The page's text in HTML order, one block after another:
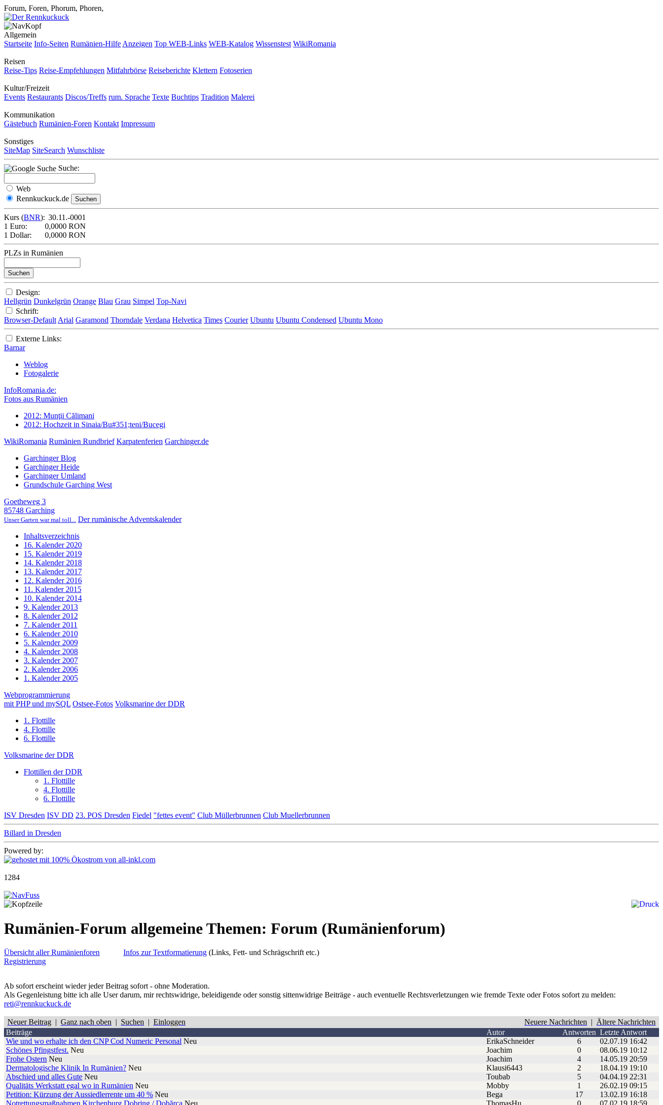
Forum, Foren, Phorum, Phoren,
Allgemein
Startseite Info-Seiten Rumänien-Hilfe Anzeigen Top WEB-Links WEB-Katalog Wissenstest WikiRomania
Reisen
Reise-Tips Reise-Empfehlungen Mitfahrbörse Reiseberichte Klettern Fotoserien
Kultur/Freizeit
Events Restaurants Discos/Treffs rum. Sprache Texte Buchtips Tradition Malerei
Kommunikation
Gästebuch Rumänien-Foren Kontakt Impressum
Sonstiges
SiteMap SiteSearch Wunschliste
Suche:
Web
Rennkuckuck.de
Kurs (BNR): 30.11.-0001
1 Euro:
0,0000 RON
1 Dollar:
0,0000 RON
PLZs in Rumänien
Design:
Hellgrün Dunkelgrün Orange Blau Grau Simpel Top-Navi
Schrift:
Browser-Default Arial Garamond Thorndale Verdana Helvetica Times Courier Ubuntu Ubuntu Condensed Ubuntu Mono
Externe Links:
Barnar
Weblog
Fotogalerie
InfoRomania.de:
Fotos aus Rumänien
2012: Munţii Călimani
2012: Hochzeit in Sinaia/Bu#351;teni/Bucegi
WikiRomania Rumänien Rundbrief Karpatenferien Garchinger.de
Garchinger Blog
Garchinger Heide
Garchinger Umland
Grundschule Garching West
Goetheweg 3
85748 Garching
Unser Garten war mal toll... Der rumänische Adventskalender
Inhaltsverzeichnis
16. Kalender 2020
15. Kalender 2019
14. Kalender 2018
13. Kalender 2017
12. Kalender 2016
11. Kalender 2015
10. Kalender 2014
9. Kalender 2013
8. Kalender 2012
7. Kalender 2011
6. Kalender 2010
5. Kalender 2009
4. Kalender 2008
3. Kalender 2007
2. Kalender 2006
1. Kalender 2005
Webprogrammierung
mit PHP und mySQL Ostsee-Fotos Volksmarine der DDR
1. Flottille
4. Flottille
6. Flottille
Volksmarine der DDR
Flottillen der DDR
1. Flottille
4. Flottille
6. Flottille
ISV Dresden ISV DD 23. POS Dresden Fiedel "fettes event" Club Müllerbrunnen Club Muellerbrunnen
Billard in Dresden
Powered by:
1284
Rumänien-Forum allgemeine Themen: Forum (Rumänienforum)
Übersicht aller Rumänienforen
Registrierung
Infos zur Textformatierung (Links, Fett- und Schrägschrift etc.)
Ab sofort erscheint wieder jeder Beitrag sofort - ohne Moderation.
Als Gegenleistung bitte ich alle User darum, mir rechtswidrige, beleidigende oder sonstig sittenwidrige Beiträge - auch eventuelle Rechtsverletzungen wie fremde Texte oder Fotos sofort zu melden:
reti@rennkuckuck.de
Neuer Beitrag | Ganz nach oben | Suchen | Einloggen Neuere Nachrichten | Ältere Nachrichten
Beiträge
Autor Antworten Letzte Antwort
Wie und wo erhalte ich den CNP Cod Numeric Personal Neu ErikaSchneider 6
02.07.19 16:42
Schönes Pfingstfest. Neu Joachim 0
08.06.19 10:12
Frohe Ostern Neu Joachim 4
14.05.19 20:59
Dermatologische Klinik In Rumänien? Neu Klausi6443 2
18.04.19 19:10
Abschied und alles Gute Neu Toubab 5
04.04.19 22:31
Qualitäts Werkstatt egal wo in Rumänien Neu Mobby 1
26.02.19 09:15
Petition: Kürzung der Aussiedlerrente um 40 % Neu Bega 17
13.02.19 16:18